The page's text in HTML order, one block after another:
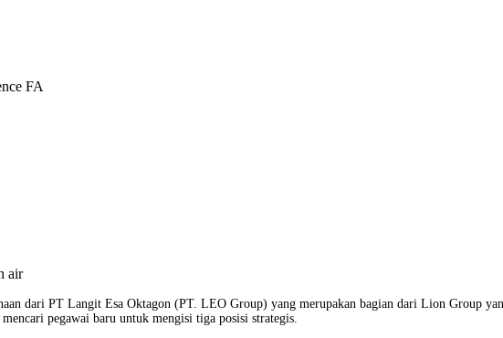
FA
dari PT Langit Esa Oktagon (PT. LEO Group) yang merupakan bagian dari Lion Group
pegawai baru untuk mengisi tiga posisi strategis.